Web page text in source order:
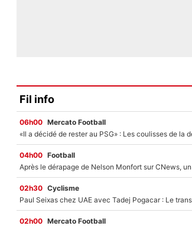
Fil info
06h00 Mercato Football
04h00 Football
02h30 Cyclisme
02h00 Mercato Football